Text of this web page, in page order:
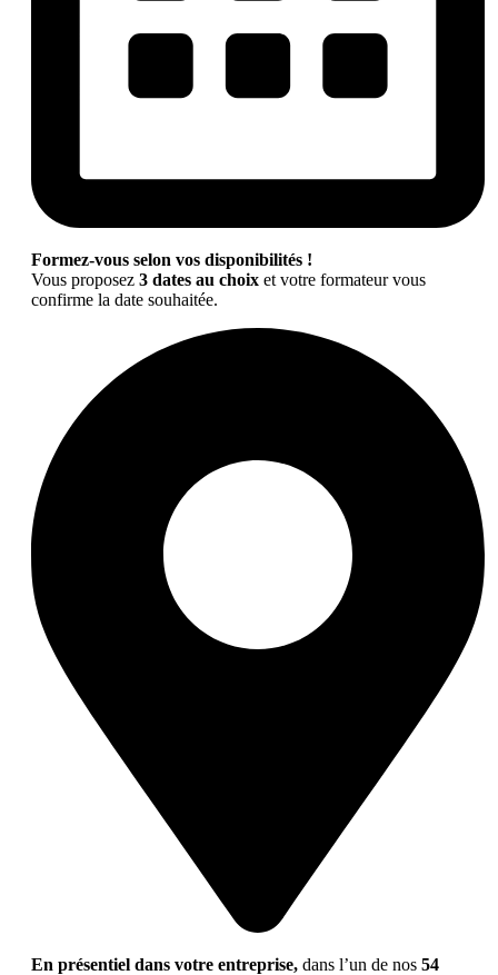
Formez-vous selon vos disponibilités !
Vous proposez 3 dates au choix et votre formateur vous
confirme la date souhaitée.
En présentiel dans votre entreprise, dans l’un de nos 54